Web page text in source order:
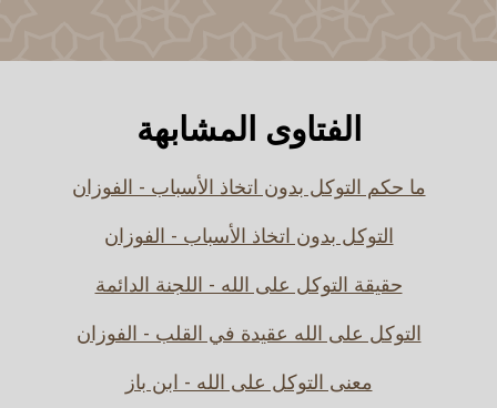
الفتاوى المشابهة
ما حكم التوكل بدون اتخاذ الأسباب - الفوزان
التوكل بدون اتخاذ الأسباب - الفوزان
حقيقة التوكل على الله - اللجنة الدائمة
التوكل على الله عقيدة في القلب - الفوزان
معنى التوكل على الله - ابن باز